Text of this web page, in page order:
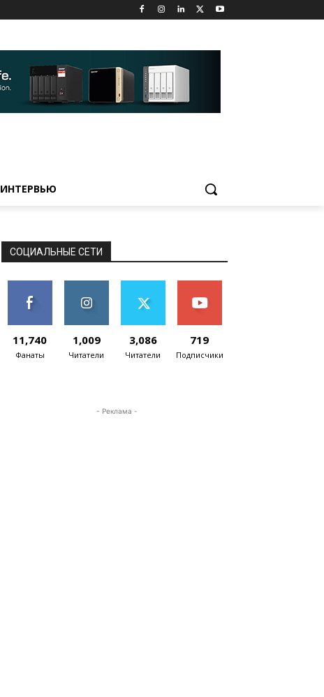
ИНТЕРВЬЮ
СОЦИАЛЬНЫЕ СЕТИ
11,740
Фанаты
1,009
Читатели
3,086
Читатели
719
Подписчики
- Реклама -